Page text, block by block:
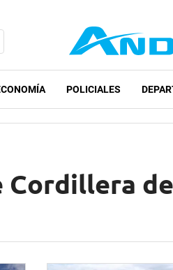
POLICIALES